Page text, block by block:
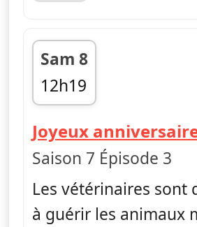
Sam 8
12h19
fin 13h02
Joyeux
Saison 7 Épisode 3
Les vétérinaires sont
à guérir les animaux